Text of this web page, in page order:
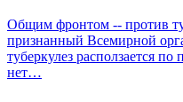
Общим фронтом -- против
признанный Всемирной
туберкулез расползается
нет…